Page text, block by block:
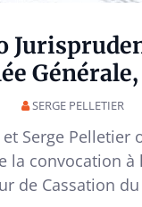
SERGE PELLETIER
Serge Pelletier
la convocation à
de Cassation